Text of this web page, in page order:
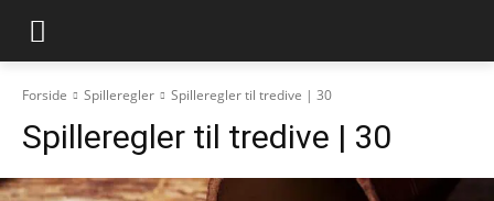
Forside Spilleregler Spilleregler til tredive | 30
Spilleregler til tredive | 30